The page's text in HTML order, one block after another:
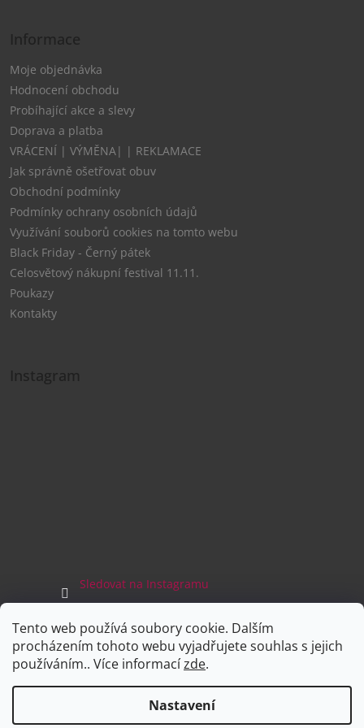
Tento web používá soubory cookie. Dalším
procházením tohoto webu vyjadřujete souhlas s jejich
používáním.. Více informacízde.
Nastavení
Informace
Moje objednávka
Hodnocení obchodu
Probíhající akce a slevy
Doprava a platba
VRÁCENÍ | VÝMĚNA| | REKLAMACE
Jak správně ošetřovat obuv
Obchodní podmínky
Podmínky ochrany osobních údajů
Využívání souborů cookies na tomto webu
Black Friday - Černý pátek
Celosvětový nákupní festival 11.11.
Poukazy
Kontakty
Instagram
Sledovat na Instagramu
Facebook
Vytvořil Shoptet